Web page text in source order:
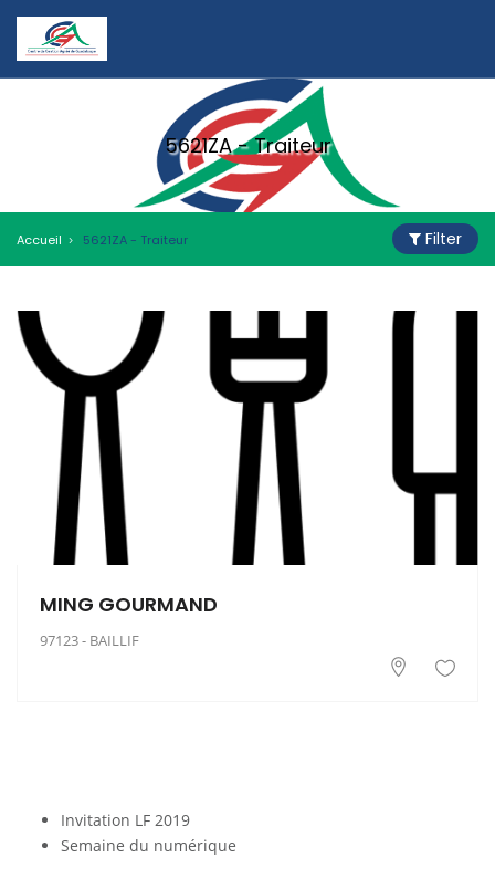
5621ZA - Traiteur
Accueil 5621ZA - Traiteur Filter
MING GOURMAND
97123 - BAILLIF
Invitation LF 2019
Semaine du numérique